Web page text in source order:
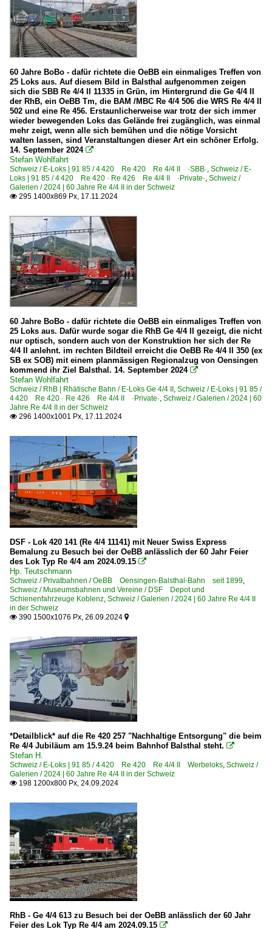
4 421 Re 421 Re 4/4 II CH+D Werbeloks
4 425 Re 425 Re 4/4 ·BLS·
4 430 Re 430 Re 4/4 III ·SBB·
4 456 Re 456 ·BT·OeBB·SOB·SZU·UTL·VHB·
4 460 Re 460 ·SBB· Lokportraits
4 460 Re 460 ·SBB· mit Zügen
4 465 Re 465 ·BLS·
Galerien
Verpendelte Steuer- und Triebfahrzeuge Solo
DDF Dampflok-Depot Full
DSF Depot und Schienenfahrzeuge Koblenz
Privatbahnen
OeBB Oensingen-Balsthal-Bahn seit 1899
RhB | Rhätische Bahn
E-Loks Ge 4/4 II
Unternehmen | EVU
International Rolling Stock Investment GmbH ·IRSI·
MBC Transports Morges–Bière–Cossonay Normalspur
Widmer Rail Services AG ·WRSCH·
60 Jahre BoBo - dafür richtete die OeBB ein einmaliges Treffen von
25 Loks aus. Auf diesem Bild in Balsthal aufgenommen zeigen
sich die SBB Re 4/4 II 11335 in Grün, im Hintergrund die Ge 4/4 II
der RhB, ein OeBB Tm, die BAM /MBC Re 4/4 506 die WRS Re 4/4 II
502 und eine Re 456. Erstaunlicherweise war trotz der sich immer
wieder bewegenden Loks das Gelände frei zugänglich, was einmal
mehr zeigt, wenn alle sich bemühen und die nötige Vorsicht
walten lassen, sind Veranstaltungen dieser Art ein schöner Erfolg.
14. September 2024 
Stefan Wohlfahrt
Schweiz / E-Loks | 91 85 / 4 420 Re 420 Re 4/4 II ·SBB·, Schweiz / E-
Loks | 91 85 / 4 420 Re 420 · Re 426 Re 4/4 II ·Private·, Schweiz /
Galerien / 2024 | 60 Jahre Re 4/4 II in der Schweiz
 295 1400x869 Px, 17.11.2024
60 Jahre BoBo - dafür richtete die OeBB ein einmaliges Treffen von
25 Loks aus. Dafür wurde sogar die RhB Ge 4/4 II gezeigt, die nicht
nur optisch, sondern auch von der Konstruktion her sich der Re
4/4 II anlehnt. im rechten Bildteil erreicht die OeBB Re 4/4 II 350 (ex
SB ex SOB) mit einem planmässigen Regionalzug von Oensingen
kommend ihr Ziel Balsthal. 14. September 2024 
Stefan Wohlfahrt
Schweiz / RhB | Rhätische Bahn / E-Loks Ge 4/4 II , Schweiz / E-Loks | 91 85 /
4 420 Re 420 · Re 426 Re 4/4 II ·Private·, Schweiz / Galerien / 2024 | 60
Jahre Re 4/4 II in der Schweiz
 296 1400x1001 Px, 17.11.2024
DSF - Lok 420 141 (Re 4/4 11141) mit Neuer Swiss Express
Bemalung zu Besuch bei der OeBB anlässlich der 60 Jahr Feier
des Lok Typ Re 4/4 am 2024.09.15 
Hp. Teutschmann
Schweiz / Privatbahnen / OeBB Oensingen-Balsthal-Bahn seit 1899,
Schweiz / Museumsbahnen und Vereine / DSF Depot und
Schienenfahrzeuge Koblenz, Schweiz / Galerien / 2024 | 60 Jahre Re 4/4 II
in der Schweiz
 390 1500x1076 Px, 26.09.2024 
*Detailblick* auf die Re 420 257 "Nachhaltige Entsorgung" die beim
Re 4/4 Jubiläum am 15.9.24 beim Bahnhof Balsthal steht. 
Stefan H.
Schweiz / E-Loks | 91 85 / 4 420 Re 420 Re 4/4 II Werbeloks, Schweiz /
Galerien / 2024 | 60 Jahre Re 4/4 II in der Schweiz
 198 1200x800 Px, 24.09.2024
RhB - Ge 4/4 613 zu Besuch bei der OeBB anlässlich der 60 Jahr
Feier des Lok Typ Re 4/4 am 2024.09.15 